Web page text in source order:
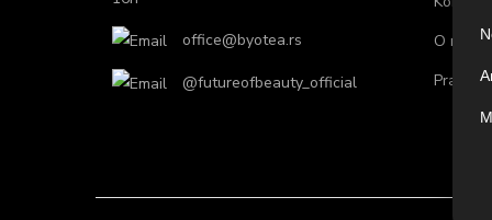
office@byotea.rs
@futureofbeauty_official
O nama